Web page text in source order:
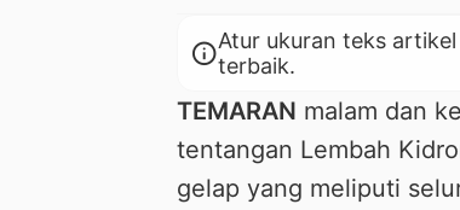
infoAtur ukuran teks
terbaik.
TEMARAN malam dan
tentangan Lembah
gelap yang meliputi